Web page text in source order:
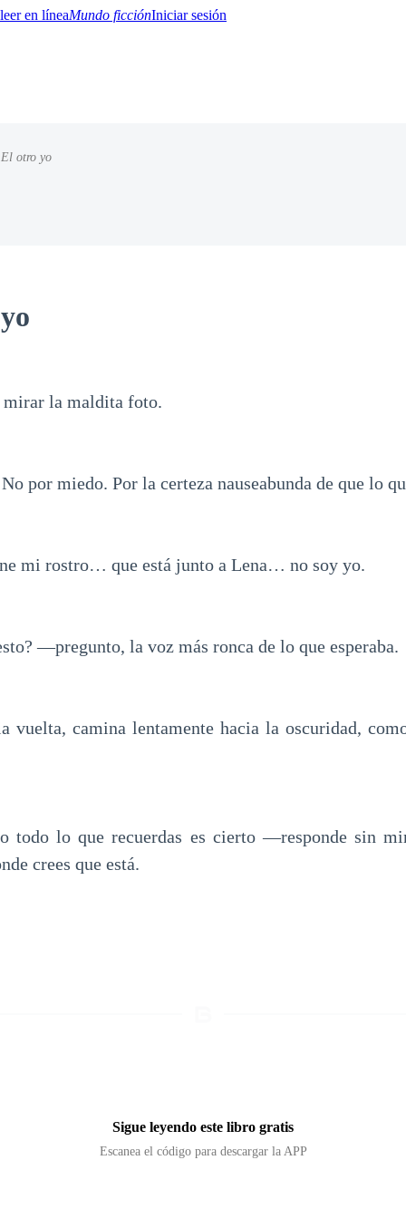
Mundo ficciónIniciar sesión
otro yo
mirar la maldita foto.
por miedo. Por la certeza nauseabunda de que lo
mi rostro… que está junto a Lena… no soy yo.
—pregunto, la voz más ronca de lo que esperaba.
vuelta, camina lentamente hacia la oscuridad,
todo lo que recuerdas es cierto —responde sin
crees que está.
Sigue leyendo este libro gratis
Escanea el código para descargar la APP